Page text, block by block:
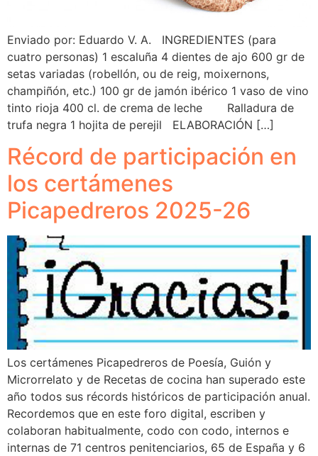
Enviado por: Eduardo V. A. INGREDIENTES (para
cuatro personas) 1 escaluña 4 dientes de ajo 600 gr de
setas variadas (robellón, ou de reig, moixernons,
champiñón, etc.) 100 gr de jamón ibérico 1 vaso de vino
tinto rioja 400 cl. de crema de leche Ralladura de
trufa negra 1 hojita de perejil ELABORACIÓN […]
Récord de participación en
los certámenes
Picapedreros 2025-26
Los certámenes Picapedreros de Poesía, Guión y
Microrrelato y de Recetas de cocina han superado este
año todos sus récords históricos de participación anual.
Recordemos que en este foro digital, escriben y
colaboran habitualmente, codo con codo, internos e
internas de 71 centros penitenciarios, 65 de España y 6